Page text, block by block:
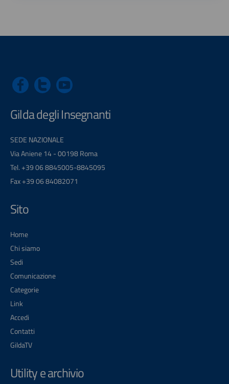
Gilda degli Insegnanti
SEDE NAZIONALE
Via Aniene 14 - 00198 Roma
Tel. +39 06 8845005-8845095
Fax +39 06 84082071
Sito
Home
Chi siamo
Sedi
Comunicazione
Categorie
Link
Accedi
Contatti
GildaTV
Utility e archivio